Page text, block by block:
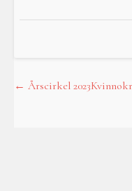
Post
← Årscirkel 2023